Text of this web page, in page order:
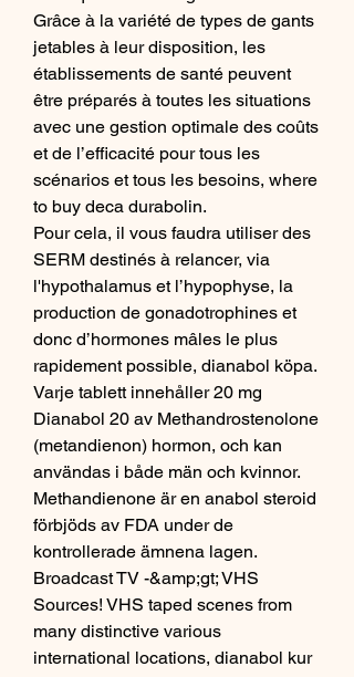
Grâce à la variété de types de gants
jetables à leur disposition, les
établissements de santé peuvent
être préparés à toutes les situations
avec une gestion optimale des coûts
et de l’efficacité pour tous les
scénarios et tous les besoins, where
to buy deca durabolin.
Pour cela, il vous faudra utiliser des
SERM destinés à relancer, via
l'hypothalamus et l’hypophyse, la
production de gonadotrophines et
donc d’hormones mâles le plus
rapidement possible, dianabol köpa.
Varje tablett innehåller 20 mg
Dianabol 20 av Methandrostenolone
(metandienon) hormon, och kan
användas i både män och kvinnor.
Methandienone är en anabol steroid
förbjöds av FDA under de
kontrollerade ämnena lagen.
Broadcast TV -&amp;gt; VHS
Sources! VHS taped scenes from
many distinctive various
international locations, dianabol kur